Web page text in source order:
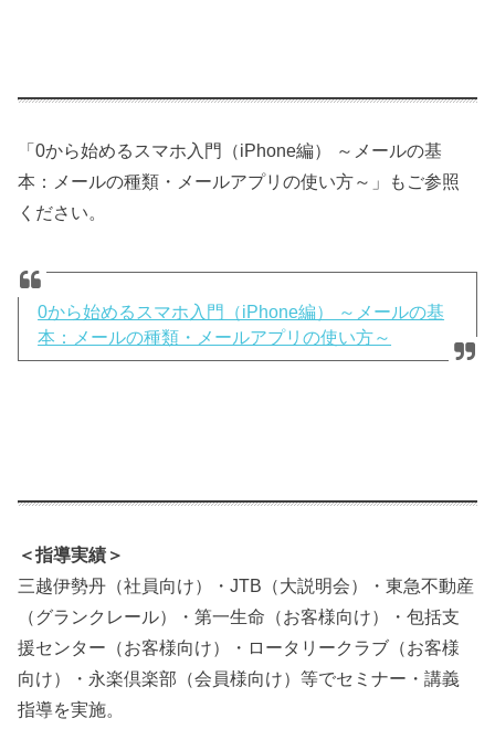
「0から始めるスマホ入門（iPhone編） ～メールの基
本：メールの種類・メールアプリの使い方～」もご参照
ください。
0から始めるスマホ入門（iPhone編） ～メールの基
本：メールの種類・メールアプリの使い方～
＜指導実績＞
三越伊勢丹（社員向け）・JTB（大説明会）・東急不動産
（グランクレール）・第一生命（お客様向け）・包括支
援センター（お客様向け）・ロータリークラブ（お客様
向け）・永楽倶楽部（会員様向け）等でセミナー・講義
指導を実施。